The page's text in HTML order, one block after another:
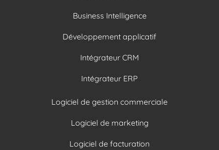
Business Intelligence
Développement applicatif
Intégrateur CRM
Intégrateur ERP
Logiciel de gestion commerciale
Logiciel de marketing
Logiciel de facturation